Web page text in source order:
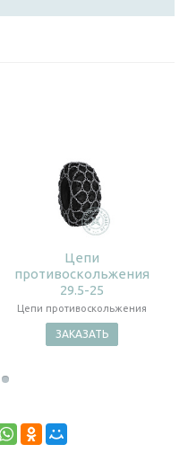
Цепи
противоскольжения
29.5-25
Цепи противоскольжения
ЗАКАЗАТЬ